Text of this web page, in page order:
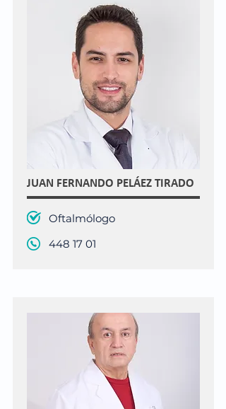
JUAN FERNANDO PELÁEZ TIRADO
Oftalmólogo
448 17 01